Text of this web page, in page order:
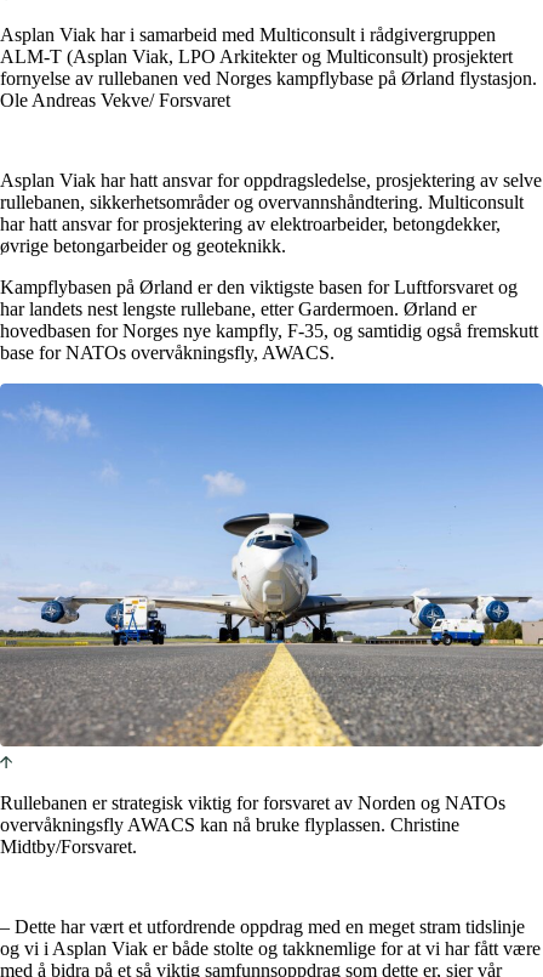
Asplan Viak har i samarbeid med Multiconsult i rådgivergruppen
ALM-T (Asplan Viak, LPO Arkitekter og Multiconsult) prosjektert
fornyelse av rullebanen ved Norges kampflybase på Ørland flystasjon.
Ole Andreas Vekve/ Forsvaret
Asplan Viak har hatt ansvar for oppdragsledelse, prosjektering av selve
rullebanen, sikkerhetsområder og overvannshåndtering. Multiconsult
har hatt ansvar for prosjektering av elektroarbeider, betongdekker,
øvrige betongarbeider og geoteknikk.
Kampflybasen på Ørland er den viktigste basen for Luftforsvaret og
har landets nest lengste rullebane, etter Gardermoen. Ørland er
hovedbasen for Norges nye kampfly, F-35, og samtidig også fremskutt
base for NATOs overvåkningsfly, AWACS.
Rullebanen er strategisk viktig for forsvaret av Norden og NATOs
overvåkningsfly AWACS kan nå bruke flyplassen. Christine
Midtby/Forsvaret.
– Dette har vært et utfordrende oppdrag med en meget stram tidslinje
og vi i Asplan Viak er både stolte og takknemlige for at vi har fått være
med å bidra på et så viktig samfunnsoppdrag som dette er, sier vår